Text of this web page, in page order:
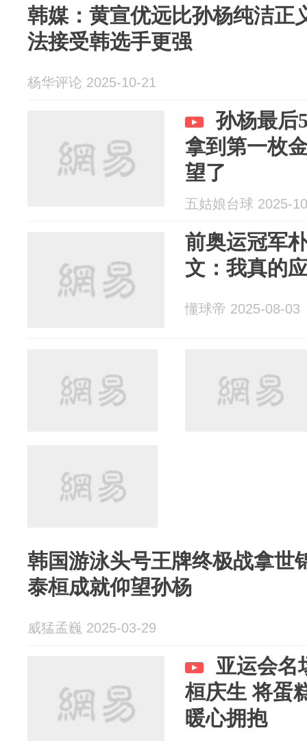
韩媒：黄宣优远比孙杨纯洁正
法接受韩选手更强
杨华评论 2025-10-21
孙杨最后
拿到第一枚
望了
五姑娘台球 2025-
前奥运冠军
文：我真的
懂球帝 2025-08-03
韩国游泳头号王牌终极战拿世
泰桓成就仰望孙杨
威猛孟巍 2025-03-29
亚运会名
桓庆生 将蛋
暖心拥抱